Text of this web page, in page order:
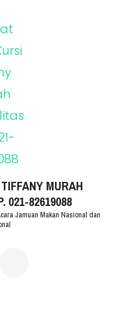
MURAH
021-82619088
Jamuan Makan Nasional dan